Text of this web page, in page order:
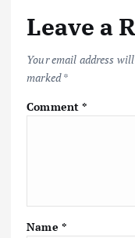
o
k
Leave a
Your email address
marked*
Comment*
Name *